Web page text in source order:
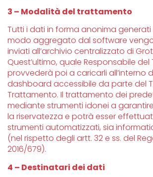
3 – Modalità del trattamento
Tutti i dati in forma anonima
modo aggregato dal software
inviati all’archivio centralizzato di
Quest’ultimo, quale Responsabile
provvederà poi a caricarli all’interno
dashboard accessibile da parte del
Trattamento. Il trattamento dei
mediante strumenti idonei a
la riservatezza e potrà esser
strumenti automatizzati, sia
(nel rispetto degli artt. 32 e ss. del
2016/679).
4 – Destinatari dei dati